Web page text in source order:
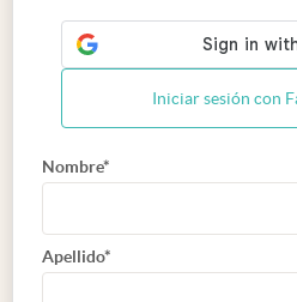
Iniciar sesión con
Nombre*
Apellido*